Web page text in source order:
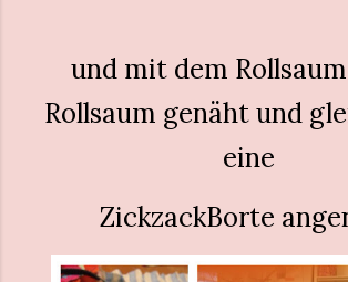
und mit dem
Rollsaum genäht und
eine
ZickzackBorte